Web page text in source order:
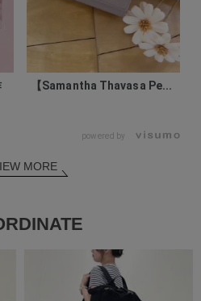
【Samantha Thavasa Pe...
powered by
MORE